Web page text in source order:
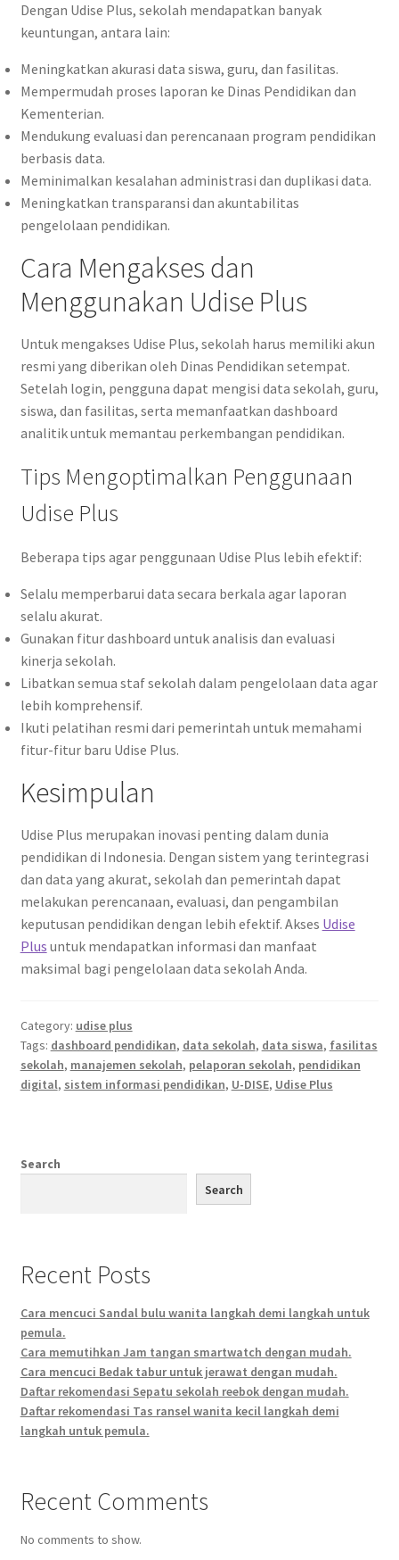
Dengan Udise Plus, sekolah mendapatkan banyak
keuntungan, antara lain:
Meningkatkan akurasi data siswa, guru, dan fasilitas.
Mempermudah proses laporan ke Dinas Pendidikan dan
Kementerian.
Mendukung evaluasi dan perencanaan program pendidikan
berbasis data.
Meminimalkan kesalahan administrasi dan duplikasi data.
Meningkatkan transparansi dan akuntabilitas
pengelolaan pendidikan.
Cara Mengakses dan
Menggunakan Udise Plus
Untuk mengakses Udise Plus, sekolah harus memiliki akun
resmi yang diberikan oleh Dinas Pendidikan setempat.
Setelah login, pengguna dapat mengisi data sekolah, guru,
siswa, dan fasilitas, serta memanfaatkan dashboard
analitik untuk memantau perkembangan pendidikan.
Tips Mengoptimalkan Penggunaan
Udise Plus
Beberapa tips agar penggunaan Udise Plus lebih efektif:
Selalu memperbarui data secara berkala agar laporan
selalu akurat.
Gunakan fitur dashboard untuk analisis dan evaluasi
kinerja sekolah.
Libatkan semua staf sekolah dalam pengelolaan data agar
lebih komprehensif.
Ikuti pelatihan resmi dari pemerintah untuk memahami
fitur-fitur baru Udise Plus.
Kesimpulan
Udise Plus merupakan inovasi penting dalam dunia
pendidikan di Indonesia. Dengan sistem yang terintegrasi
dan data yang akurat, sekolah dan pemerintah dapat
melakukan perencanaan, evaluasi, dan pengambilan
keputusan pendidikan dengan lebih efektif. Akses Udise
Plus untuk mendapatkan informasi dan manfaat
maksimal bagi pengelolaan data sekolah Anda.
Category: udise plus
Tags: dashboard pendidikan, data sekolah, data siswa, fasilitas
sekolah, manajemen sekolah, pelaporan sekolah, pendidikan
digital, sistem informasi pendidikan, U-DISE, Udise Plus
Search
Search
Recent Posts
Cara mencuci Sandal bulu wanita langkah demi langkah untuk
pemula.
Cara memutihkan Jam tangan smartwatch dengan mudah.
Cara mencuci Bedak tabur untuk jerawat dengan mudah.
Daftar rekomendasi Sepatu sekolah reebok dengan mudah.
Daftar rekomendasi Tas ransel wanita kecil langkah demi
langkah untuk pemula.
Recent Comments
No comments to show.